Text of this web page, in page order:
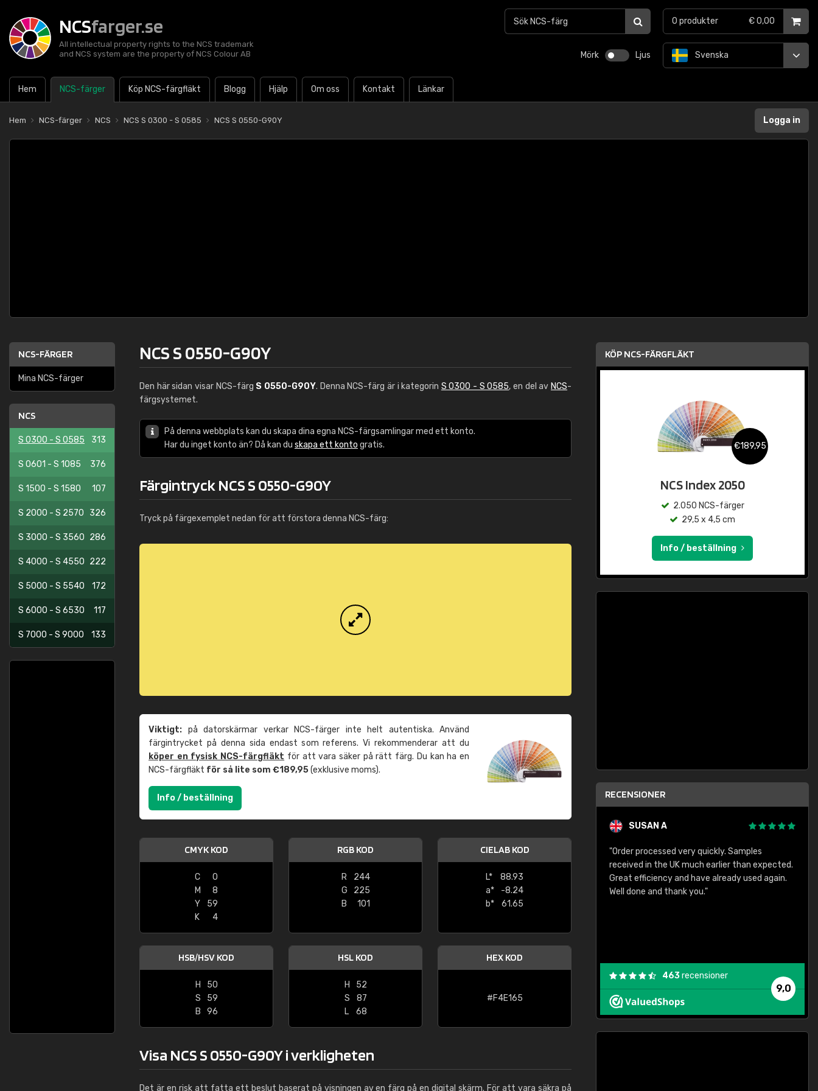
NCSfarger.se
All intellectual property rights to the NCS trademark
and NCS system are the property of NCS Colour AB
Mörk Ljus
Hem NCS-färger Köp NCS-färgfläkt Blogg Hjälp Om oss Kontakt Länkar
Svenska
0 produkter € 0,00
Hem NCS-färger NCS NCS S 0300 - S 0585 NCS S 0550-G90Y Logga in
NCS-FÄRGER
Mina NCS-färger
NCS
S 0300 - S 0585 313
S 0601 - S 1085 376
S 1500 - S 1580 107
S 2000 - S 2570 326
S 3000 - S 3560 286
S 4000 - S 4550 222
S 5000 - S 5540 172
S 6000 - S 6530 117
S 7000 - S 9000 133
NCS S 0550-G90Y
Den här sidan visar NCS-färg S 0550-G90Y. Denna NCS-färg är i kategorin S 0300 - S 0585, en del av NCS-
färgsystemet.
På denna webbplats kan du skapa dina egna NCS-färgsamlingar med ett konto.
Har du inget konto än? Då kan du skapa ett konto gratis.
Färgintryck NCS S 0550-G90Y
Tryck på färgexemplet nedan för att förstora denna NCS-färg:
Viktigt: på datorskärmar verkar NCS-färger inte helt autentiska. Använd
färgintrycket på denna sida endast som referens. Vi rekommenderar att du
köper en fysisk NCS-färgfläkt för att vara säker på rätt färg. Du kan ha en
NCS-färgfläkt för så lite som €189,95(exklusive moms).
Info / beställning
CMYK KOD
C
0
M
8
Y
59
K
4
RGB KOD
R
244
G
225
B
101
CIELAB KOD
L*
88.93
a*
-8.24
b*
61.65
HSB/HSV KOD
H
50
S
59
B
96
HSL KOD
H
52
S
87
L
68
HEX KOD
#F4E165
Visa NCS S 0550-G90Y i verkligheten
Det är en risk att fatta ett beslut baserat på visningen av en färg på en digital skärm. För att vara säkra på
KÖP NCS-FÄRGFLÄKT
€189,95
NCS Index 2050
2.050 NCS-färger
29,5 x 4,5 cm
Info / beställning
RECENSIONER
Windows
"Great product and speedy delivery"
SUSAN A
"Order processed very quickly. Samples
received in the UK much earlier than expected.
Great efficiency and have already used again.
Well done and thank you."
9,0
463recensioner